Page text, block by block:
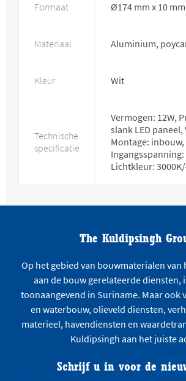
Formaat Ø174 mm x 10 mm
Materiaal Aluminium,
Kleur Wit
Technische
specificatie
Vermogen: 12W,
slank LED
Montage: inbouw,
Ingangsspanning:
Lichtkleur:
The Kuldipsingh
Op het gebied van bouwmaterialen van
aan de bouw gerelateerde diensten,
toonaangevend in Suriname. Maar ook
en waterbouw, olieveld diensten,
materieel, havendiensten en
Kuldipsingh aan het juiste
Schrijf u in voor de